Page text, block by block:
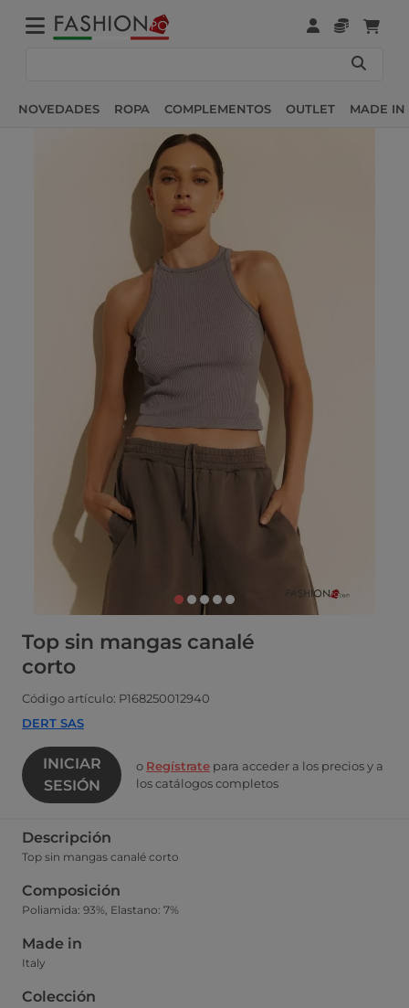
NOVEDADES ROPA COMPLEMENTOS OUTLET MADE IN
Top sin mangas canalé
corto
Código artículo: P168250012940
DERT SAS
INICIAR
SESIÓN
o Regístrate para acceder a los precios y a
los catálogos completos
Descripción
Top sin mangas canalé corto
Composición
Poliamida: 93%, Elastano: 7%
Made in
Italy
Colección